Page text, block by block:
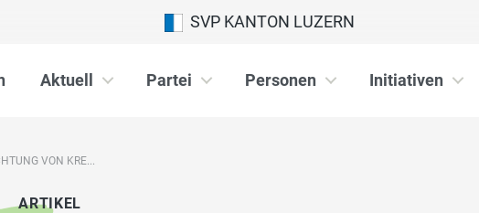
SVP KANTON LUZERN
Aktuell Partei Personen Initiativen
VON KRE...
ARTIKEL